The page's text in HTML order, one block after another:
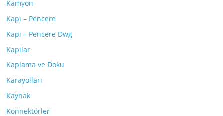
Kamyon
Kapı – Pencere
Kapı – Pencere Dwg
Kapılar
Kaplama ve Doku
Karayolları
Kaynak
Konnektörler